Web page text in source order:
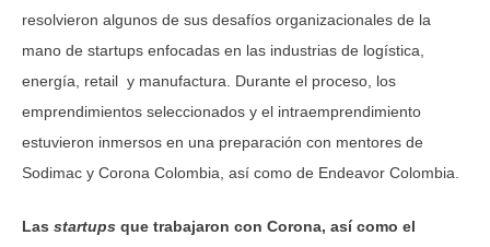
resolvieron algunos de sus desafíos organizacionales de la
mano de startups enfocadas en las industrias de logística,
energía, retail y manufactura. Durante el proceso, los
emprendimientos seleccionados y el intraemprendimiento
estuvieron inmersos en una preparación con mentores de
Sodimac y Corona Colombia, así como de Endeavor Colombia.
Las startups que trabajaron con Corona, así como el